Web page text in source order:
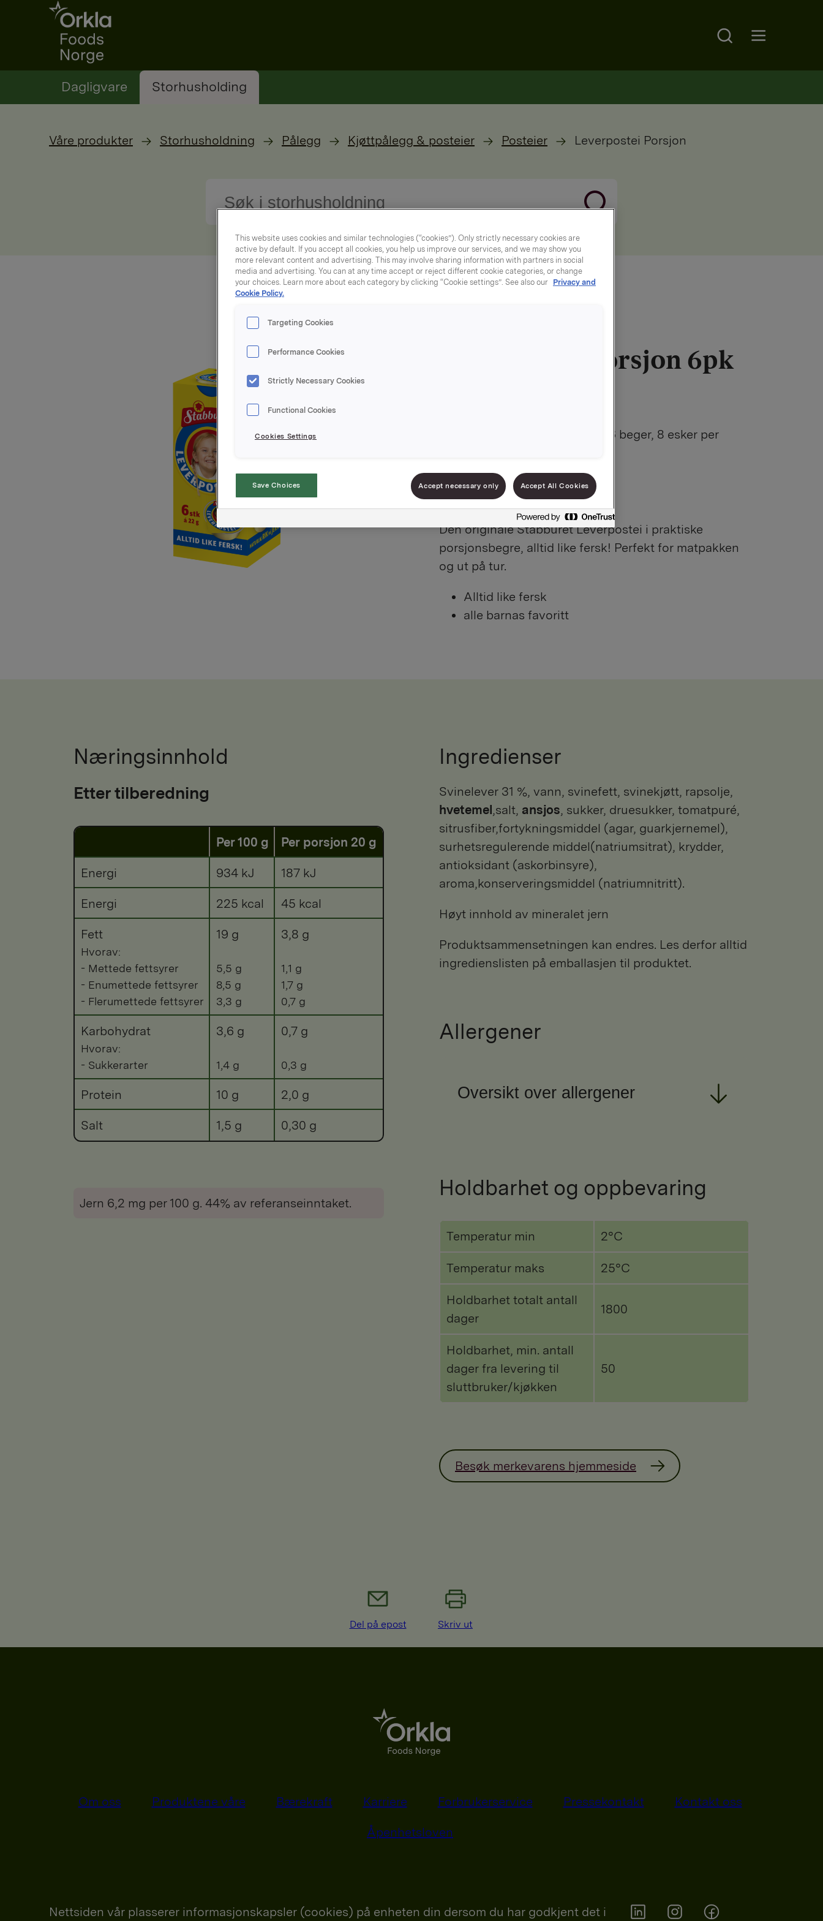
Go to frontpage
Search
Dagligvare Storhusholding
Våre produkter Storhusholdning Pålegg Kjøttpålegg & posteier Posteier Leverpostei Porsjon
Leverpostei Porsjon 6pk
22 g aluminiumsbeger. Eske à 6 beger, 8 esker per
Porsjoner per F-pak: 6
EPD-nr. 916734
Den originale Stabburet Leverpostei i praktiske
porsjonsbegre, alltid like fersk! Perfekt for matpakken
og ut på tur.
Alltid like fersk
alle barnas favoritt
Næringsinnhold
Etter tilberedning
Per 100 g Per porsjon 20 g
Energi 934 kJ 187 kJ
Energi 225 kcal 45 kcal
Fett
Hvorav:
- Mettede fettsyrer
- Enumettede fettsyrer
- Flerumettede fettsyrer
19 g
5,5 g
8,5 g
3,3 g
3,8 g
1,1 g
1,7 g
0,7 g
Karbohydrat
Hvorav:
- Sukkerarter
3,6 g
1,4 g
0,7 g
0,3 g
Protein 10 g 2,0 g
Salt 1,5 g 0,30 g
Jern 6,2 mg per 100 g. 44% av referanseinntaket.
Ingredienser
svinelever 31 %, vann, svinefett, svinekjøtt, rapsolje,
hvetemel ,salt, ansjos, sukker, druesukker, tomatpuré,
sitrusfiber,fortykningsmiddel (agar, guarkjernemel),
surhetsregulerende middel(natriumsitrat), krydder,
antioksidant (askorbinsyre),
aroma,konserveringsmiddel (natriumnitritt).
Høyt innhold av mineralet jern
Produktsammensetningen kan endres. Les derfor alltid
ingredienslisten på emballasjen til produktet.
Allergener
Oversikt over allergener
Holdbarhet og oppbevaring
Temperatur min 2°C
Temperatur maks 25°C
Holdbarhet totalt antall
dager
1800
Holdbarhet, min. antall
dager fra levering til
sluttbruker/kjøkken
50
Besøk merkevarens hjemmeside
Del på epost Skriv ut
Om oss Produktene våre Bærekraft Karriere Forbrukerservice Pressekontakt Kontakt oss
Åpenhetsloven
Nettsiden vår plasserer informasjonskapsler (cookies) på enheten din dersom du har godkjent det i
This website uses cookies and similar technologies (“cookies”). Only strictly necessary cookies are
active by default. If you accept all cookies, you help us improve our services, and we may show you
more relevant content and advertising. This may involve sharing information with partners in social
media and advertising. You can at any time accept or reject different cookie categories, or change
your choices. Learn more about each category by clicking “Cookie settings”. See also our Privacy and
Cookie Policy.
Targeting Cookies
Performance Cookies
Strictly Necessary Cookies
Functional Cookies
Cookies Settings
Save Choices Accept necessary only Accept All Cookies